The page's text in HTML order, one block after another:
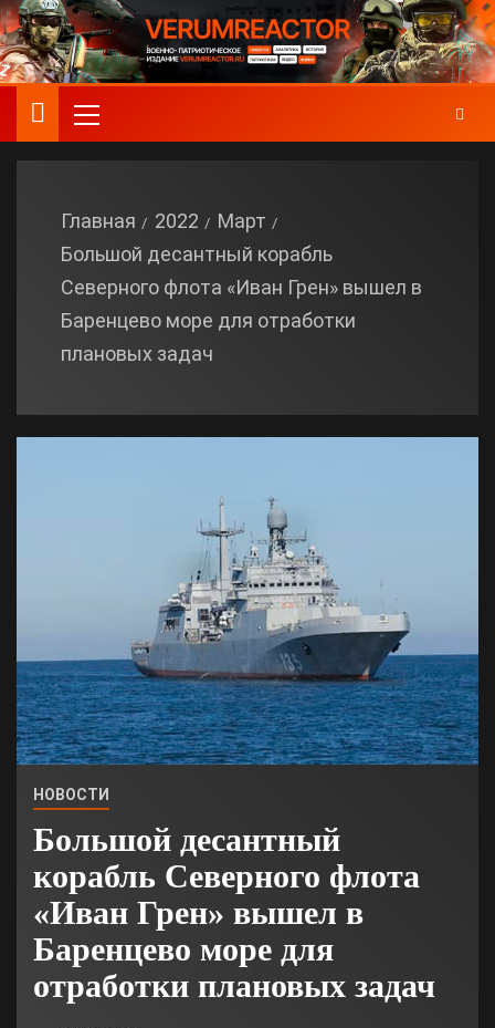
Главная 2022
Март
Большой десантный корабль
Северного флота «Иван Грен» вышел в
Баренцево море для отработки
плановых задач
НОВОСТИ
Большой десантный
корабль Северного флота
«Иван Грен» вышел в
Баренцево море для
отработки плановых задач